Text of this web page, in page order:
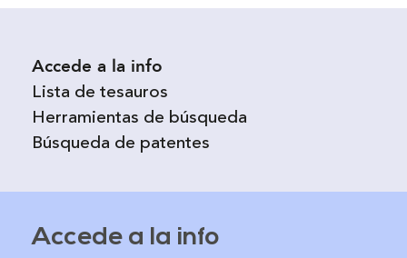
Accede a la info
Lista de tesauros
Herramientas de búsqueda
Búsqueda de patentes
Accede a la info